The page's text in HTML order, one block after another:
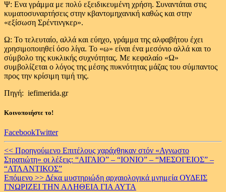
Ψ: Ενα γράμμα με πολύ εξειδικευμένη χρήση. Συναντάται στις
κυματοσυναρτήσεις στην κβαντομηχανική καθώς και στην
«εξίσωση Σρέντινγκερ».
Ω: Το τελευταίο, αλλά και εύηχο, γράμμα της αλφαβήτου έχει
χρησιμοποιηθεί όσο λίγα. Το «ω» είναι ένα μεσόνιο αλλά και το
σύμβολο της κυκλικής συχνότητας. Με κεφαλαίο «Ω»
συμβολίζεται ο λόγος της μέσης πυκνότητας μάζας του σύμπαντος
προς την κρίσιμη τιμή της.
Πηγή: iefimerida.gr
Κοινοποιήστε το!
FacebookTwitter
Continue
Reading
<< Προηγούμενο Επιτέλους χαράχθηκαν στόν «Αγνωστο
Στρατιώτη» οι λέξεις: “ΑΙΓΑΙΟ” – “ΙΟΝΙΟ” – “ΜΕΣΟΓΕΙΟΣ” –
“ΑΤΛΑΝΤΙΚΟΣ”
Επόμενο >> Δέκα μυστηριώδη αρχαιολογικά μνημεία ΟΥΔΕΙΣ
ΓΝΩΡΙΖΕΙ ΤΗΝ ΑΛΗΘΕΙΑ ΓΙΑ ΑΥΤΑ